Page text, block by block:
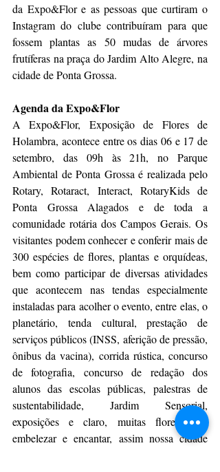
da Expo&Flor e as pessoas que curtiram o
Instagram do clube contribuíram para que
fossem plantas as 50 mudas de árvores
frutíferas na praça do Jardim Alto Alegre, na
cidade de Ponta Grossa.
Agenda da Expo&Flor
A Expo&Flor, Exposição de Flores de
Holambra, acontece entre os dias 06 e 17 de
setembro, das 09h às 21h, no Parque
Ambiental de Ponta Grossa é realizada pelo
Rotary, Rotaract, Interact, RotaryKids de
Ponta Grossa Alagados e de toda a
comunidade rotária dos Campos Gerais. Os
visitantes podem conhecer e conferir mais de
300 espécies de flores, plantas e orquídeas,
bem como participar de diversas atividades
que acontecem nas tendas especialmente
instaladas para acolher o evento, entre elas, o
planetário, tenda cultural, prestação de
serviços públicos (INSS, aferição de pressão,
ônibus da vacina), corrida rústica, concurso
de fotografia, concurso de redação dos
alunos das escolas públicas, palestras de
sustentabilidade, Jardim Sensorial,
exposições e claro, muitas flores para
embelezar e encantar, assim nossa cidade